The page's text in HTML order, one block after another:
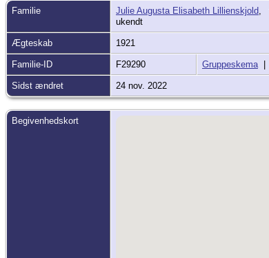
Familie Julie Augusta Elisabeth Lillienskjold,
ukendt
Ægteskab 1921
Familie-ID F29290 Gruppeskema|
Sidst ændret 24 nov. 2022
Begivenhedskort